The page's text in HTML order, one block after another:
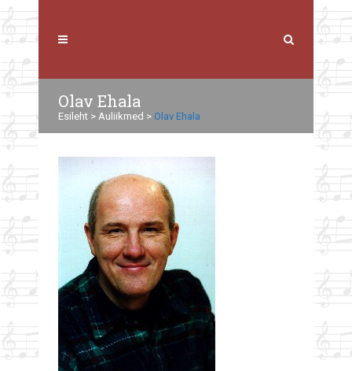
Olav Ehala
Esileht > Auliikmed > Olav Ehala